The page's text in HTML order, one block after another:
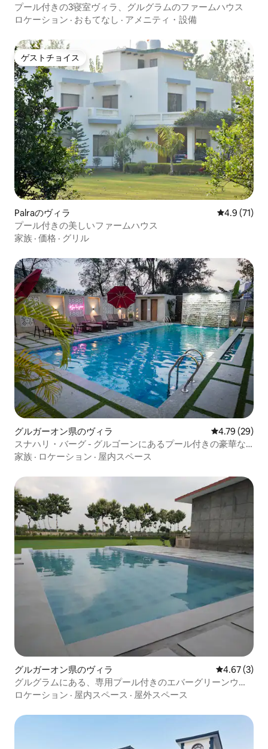
プール付きの3寝室ヴィラ、グルグラムのファームハウス
ロケーション · おもてなし · アメニティ・設備
ゲストチョイス
ゲストチョイス
Palraのヴィラ レビュー71
4.9 (71)
プール付きの美しいファームハウス
家族 · 価格 · グリル
グルガーオン県のヴィラ レビュー29
4.79 (29)
スナハリ・バーグ - グルゴーンにあるプール付きの豪華な
ファームステイ
家族 · ロケーション · 屋内スペース
グルガーオン県のヴィラ レビュー3
4.67 (3)
グルグラムにある、専用プール付きのエバーグリーンウッ
ズファーム
ロケーション · 屋内スペース · 屋外スペース